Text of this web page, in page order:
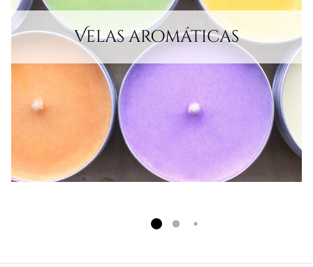
Velas aromáticas